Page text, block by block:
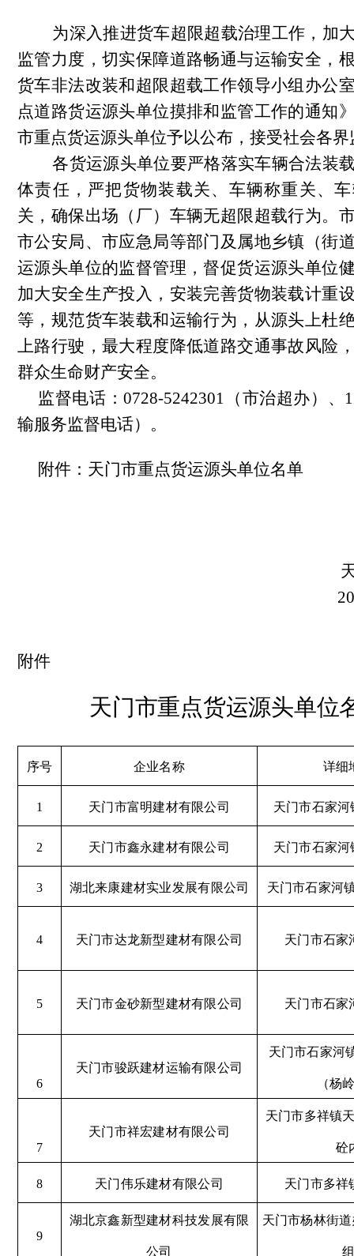
为深入推进货车超限超载治理工作，加
监管力度，切实保障道路畅通与运输安全，
货车非法改装和超限超载工作领导小组办公
点道路货运源头单位摸排和监管工作的通知
市重点货运源头单位予以公布，接受社会各界
各货运源头单位要严格落实车辆合法装
体责任，严把货物装载关、车辆称重关、
关，确保出场（厂）车辆无超限超载行为。
市公安局、市应急局等部门及属地乡镇（街
运源头单位的监督管理，督促货运源头单位
加大安全生产投入，安装完善货物装载计重
等，规范货车装载和运输行为，从源头上杜
上路行驶，最大程度降低道路交通事故风险
群众生命财产安全。
监督电话：0728-5242301（市治超办）、
输服务监督电话）。
附件：天门市重点货运源头单位名单
附件
天门市重点货运源头单位
序号 企业名称 详细
1 天门市富明建材有限公司 天门市石家
2 天门市鑫永建材有限公司 天门市石家
3 湖北来康建材实业发展有限公司 天门市石家河
4 天门市达龙新型建材有限公司 天门市石家
5 天门市金砂新型建材有限公司 天门市石家
6
天门市骏跃建材运输有限公司
天门市石家河
（杨
7
天门市祥宏建材有限公司
天门市多祥镇
砼
8 天门伟乐建材有限公司 天门市多祥
9
湖北京鑫新型建材科技发展有限
公司
天门市杨林街